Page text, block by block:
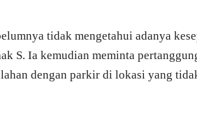
tidak mengetahui adanya
S. Ia kemudian meminta
dengan parkir di lokasi yang